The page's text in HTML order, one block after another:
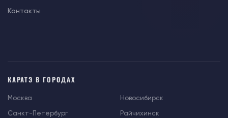
Контакты
КАРАТЭ В ГОРОДАХ
Москва
Санкт-Петербург
Новосибирск
Райчихинск